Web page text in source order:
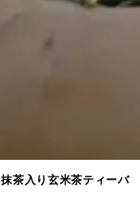
抹茶入り玄米茶ティーバ